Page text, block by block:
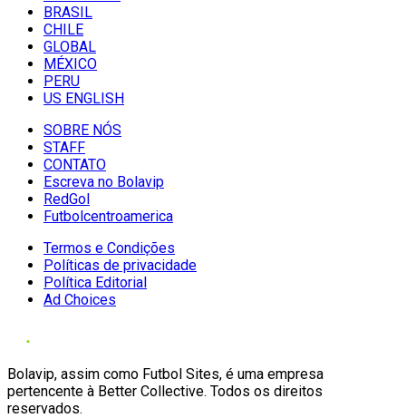
BRASIL
CHILE
GLOBAL
MÉXICO
PERU
US ENGLISH
SOBRE NÓS
STAFF
CONTATO
Escreva no Bolavip
RedGol
Futbolcentroamerica
Termos e Condições
Políticas de privacidade
Política Editorial
Ad Choices
Bolavip, assim como Futbol Sites, é uma empresa
pertencente à Better Collective. Todos os direitos
reservados.